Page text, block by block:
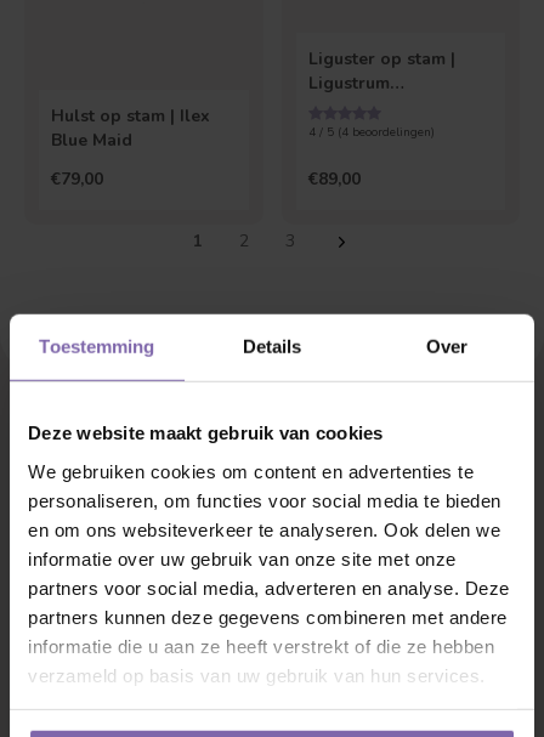
Toestemming Details Over
Deze website maakt gebruik van cookies
We gebruiken cookies om content en advertenties te
personaliseren, om functies voor social media te bieden
en om ons websiteverkeer te analyseren. Ook delen we
informatie over uw gebruik van onze site met onze
partners voor social media, adverteren en analyse. Deze
partners kunnen deze gegevens combineren met andere
informatie die u aan ze heeft verstrekt of die ze hebben
verzameld op basis van uw gebruik van hun services.
Hulst op stam | Ilex
Blue Maid
€79,00
Liguster op stam |
Ligustrum
4 / 5 (4beoordelingen)
€89,00
1 2 3
Groenblijvende bomen kopen
Groenblijvende bomen zijn in onze ogen een onmisbare
aanvulling op elke tuin. Wij vertellen jou graag meer over
ons uitgebreide assortiment. Op deze pagina kom jij alles te
weten hoe jij de perfecte boom voor jouw tuin kiest, hoe je
deze plant en waar je nog meer op moet letten. Lees